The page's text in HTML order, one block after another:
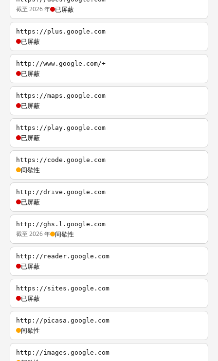
截至 2026 年 已屏蔽
https://plus.google.com
已屏蔽
http://www.google.com/+
已屏蔽
https://maps.google.com
已屏蔽
https://play.google.com
已屏蔽
https://code.google.com
间歇性
http://drive.google.com
已屏蔽
http://ghs.l.google.com
截至 2026 年 间歇性
http://reader.google.com
已屏蔽
https://sites.google.com
已屏蔽
http://picasa.google.com
间歇性
http://images.google.com